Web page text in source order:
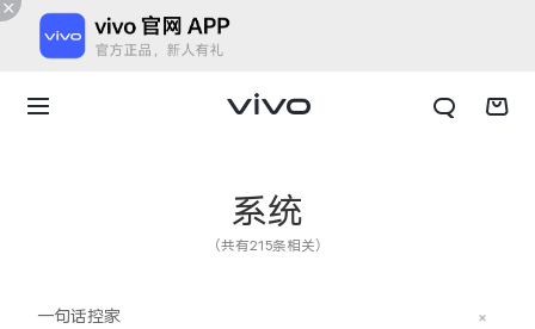
系统
（共有215条相关）
一句话控家